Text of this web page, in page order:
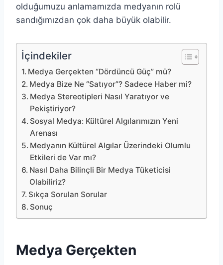
olduğumuzu anlamamızda medyanın rolü
sandığımızdan çok daha büyük olabilir.
İçindekiler
Medya Gerçekten “Dördüncü Güç” mü?
Medya Bize Ne “Satıyor”? Sadece Haber mi?
Medya Stereotipleri Nasıl Yaratıyor ve
Pekiştiriyor?
Sosyal Medya: Kültürel Algılarımızın Yeni
Arenası
Medyanın Kültürel Algılar Üzerindeki Olumlu
Etkileri de Var mı?
Nasıl Daha Bilinçli Bir Medya Tüketicisi
Olabiliriz?
Sıkça Sorulan Sorular
Sonuç
Medya Gerçekten